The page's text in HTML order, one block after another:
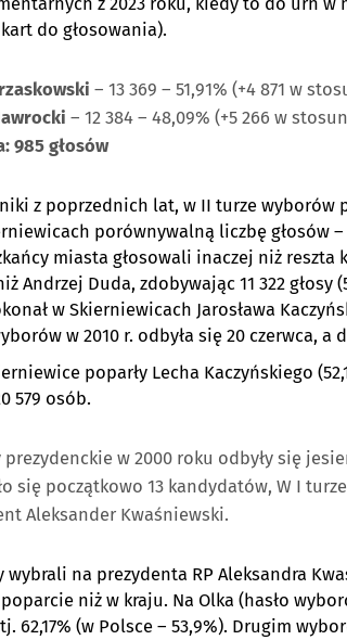
do głosowania).
– 13 369 – 51,91% (+4 871 w
– 12 384 – 48,09% (+5 266 w
985 głosów
z poprzednich lat, w II turze wyborów
porównywalną liczbę głosów –
miasta głosowali inaczej niż reszta
Andrzej Duda, zdobywając 11 322 głosy
w Skierniewicach Jarosława
w 2010 r. odbyła się 20 czerwca,
poparły Lecha Kaczyńskiego
579 osób.
prezydenckie w 2000 roku odbyły się
się początkowo 13 kandydatów, W I
Aleksander Kwaśniewski.
wybrali na prezydenta RP Aleksandra
niż w kraju. Na Olka (hasło
62,17% (w Polsce – 53,9%). Drugim